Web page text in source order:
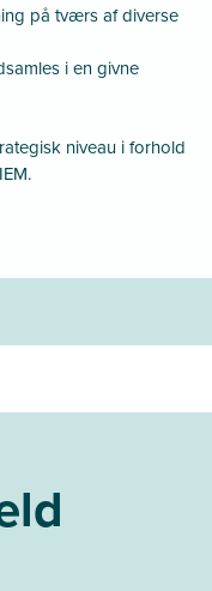
på tværs af diverse
i en givne
niveau i forhold